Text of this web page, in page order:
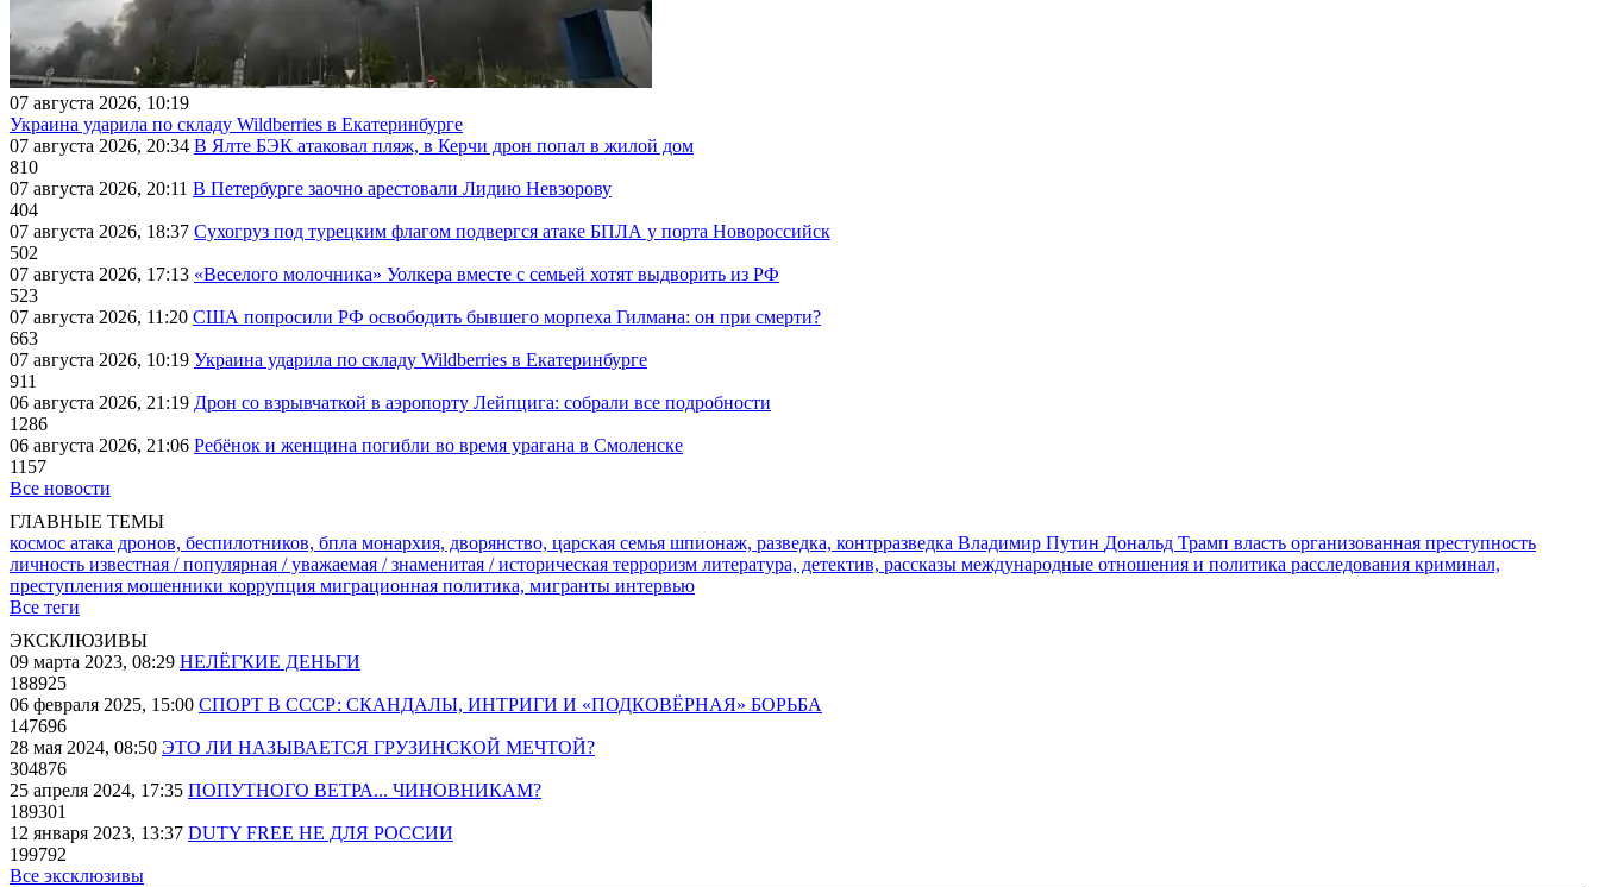
07 августа 2026, 10:19
Украина ударила по складу Wildberries в Екатеринбурге
07 августа 2026, 20:34 В Ялте БЭК атаковал пляж, в Керчи дрон попал в жилой дом
810
07 августа 2026, 20:11 В Петербурге заочно арестовали Лидию Невзорову
404
07 августа 2026, 18:37 Сухогруз под турецким флагом подвергся атаке БПЛА у порта Новороссийск
502
07 августа 2026, 17:13 «Веселого молочника» Уолкера вместе с семьей хотят выдворить из РФ
523
07 августа 2026, 11:20 США попросили РФ освободить бывшего морпеха Гилмана: он при смерти?
663
07 августа 2026, 10:19 Украина ударила по складу Wildberries в Екатеринбурге
911
06 августа 2026, 21:19 Дрон со взрывчаткой в аэропорту Лейпцига: собрали все подробности
1286
06 августа 2026, 21:06 Ребёнок и женщина погибли во время урагана в Смоленске
1157
Все новости
ГЛАВНЫЕ ТЕМЫ
космос атака дронов, беспилотников, бпла монархия, дворянство, царская семья шпионаж, разведка, контрразведка Владимир Путин Дональд Трамп власть организованная преступность
личность известная / популярная / уважаемая / знаменитая / историческая терроризм литература, детектив, рассказы международные отношения и политика расследования криминал,
преступления мошенники коррупция миграционная политика, мигранты интервью
Все теги
ЭКСКЛЮЗИВЫ
09 марта 2023, 08:29 НЕЛЁГКИЕ ДЕНЬГИ
188925
06 февраля 2025, 15:00 СПОРТ В СССР: СКАНДАЛЫ, ИНТРИГИ И «ПОДКОВЁРНАЯ» БОРЬБА
147696
28 мая 2024, 08:50 ЭТО ЛИ НАЗЫВАЕТСЯ ГРУЗИНСКОЙ МЕЧТОЙ?
304876
25 апреля 2024, 17:35 ПОПУТНОГО ВЕТРА... ЧИНОВНИКАМ?
189301
12 января 2023, 13:37 DUTY FREE НЕ ДЛЯ РОССИИ
199792
Все эксклюзивы